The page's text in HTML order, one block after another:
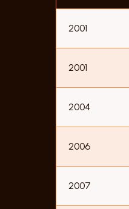
2001
2001
2004
2006
2007